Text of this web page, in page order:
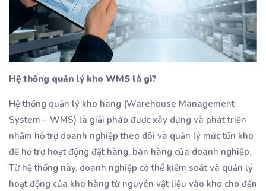
Hệ thống quản lý kho WMS là gì?
Hệ thống quản lý kho hàng (Warehouse Management
System – WMS) là giải pháp được xây dựng và phát triển
nhằm hỗ trợ doanh nghiệp theo dõi và quản lý mức tồn kho
để hỗ trợ hoạt động đặt hàng, bán hàng của doanh nghiệp.
Từ hệ thống này, doanh nghiệp có thể kiểm soát và quản lý
hoạt động của kho hàng từ nguyên vật liệu vào kho cho đến